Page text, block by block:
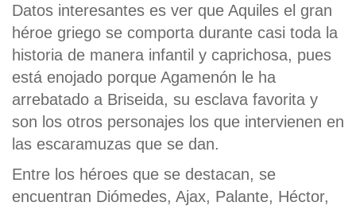
Datos interesantes es ver que Aquiles el gran
héroe griego se comporta durante casi toda la
historia de manera infantil y caprichosa, pues
está enojado porque Agamenón le ha
arrebatado a Briseida, su esclava favorita y
son los otros personajes los que intervienen en
las escaramuzas que se dan.
Entre los héroes que se destacan, se
encuentran Diómedes, Ajax, Palante, Héctor,